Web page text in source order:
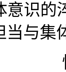
意识的
当与集